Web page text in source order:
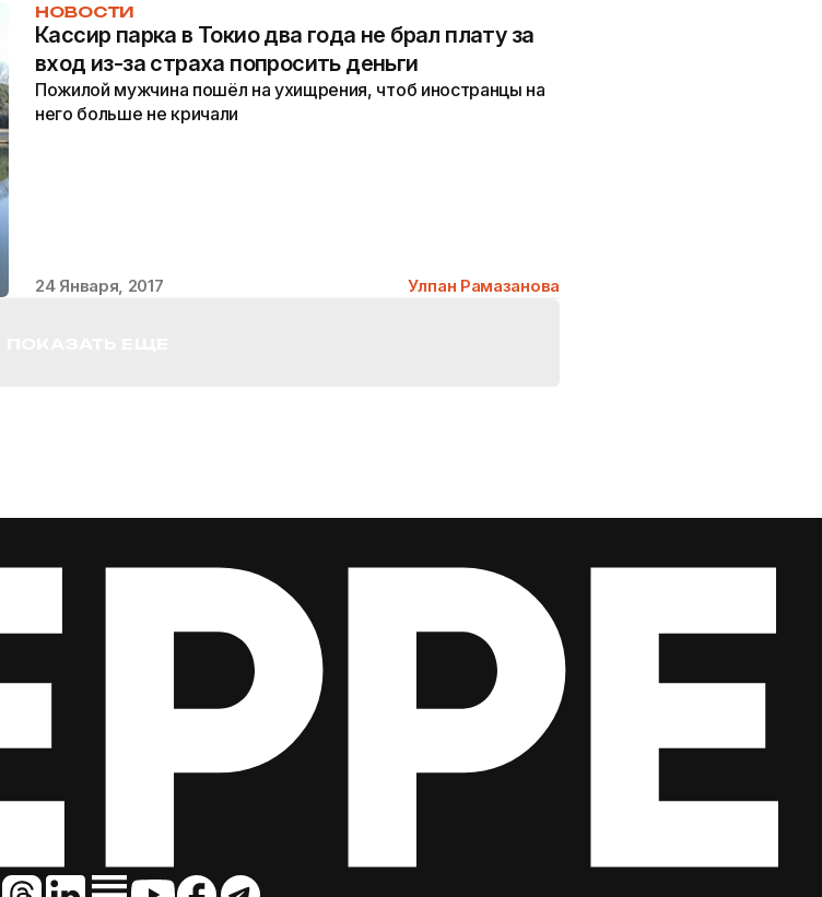
НОВОСТИ
Кассир парка в Токио два года не брал плату за
вход из-за страха попросить деньги
Пожилой мужчина пошёл на ухищрения, чтоб иностранцы на
него больше не кричали
24 Января, 2017 Улпан Рамазанова